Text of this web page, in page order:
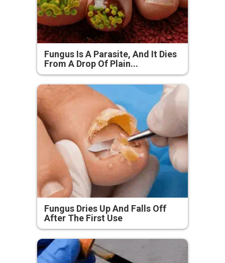
Fungus Is A Parasite, And It Dies
From A Drop Of Plain...
Fungus Dries Up And Falls Off
After The First Use